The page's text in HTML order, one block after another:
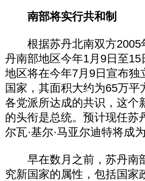
南部将实行共和制
根据苏丹北南双方2005
丹南部地区今年1月9日至
地区将在今年7月9日宣布
国家，其面积大约为65万
各党派所达成的共识，这个
的头衔是总统。预计现任苏
尔瓦·基尔·马亚尔迪特将成
早在数月之前，苏丹南
究新国家的属性，包括国家